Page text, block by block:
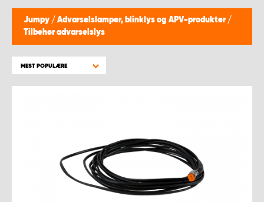
Jumpy / Advarselslamper, blinklys og APV-produkter /
Tilbehør advarselslys
MEST POPULÆRE